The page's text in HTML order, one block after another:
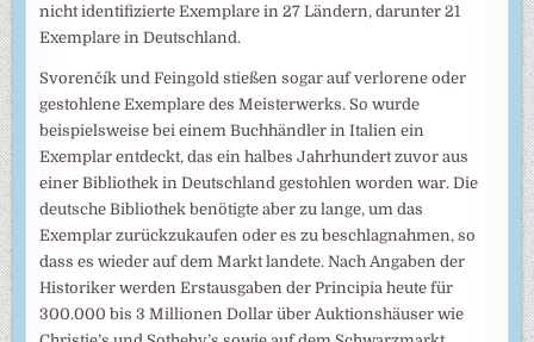
nicht identifizierte Exemplare in 27 Ländern, darunter 21
Exemplare in Deutschland.
Svorenčík und Feingold stießen sogar auf verlorene oder
gestohlene Exemplare des Meisterwerks. So wurde
beispielsweise bei einem Buchhändler in Italien ein
Exemplar entdeckt, das ein halbes Jahrhundert zuvor aus
einer Bibliothek in Deutschland gestohlen worden war. Die
deutsche Bibliothek benötigte aber zu lange, um das
Exemplar zurückzukaufen oder es zu beschlagnahmen, so
dass es wieder auf dem Markt landete. Nach Angaben der
Historiker werden Erstausgaben der Principia heute für
300.000 bis 3 Millionen Dollar über Auktionshäuser wie